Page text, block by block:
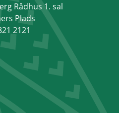
Rådhus 1. sal
Plads
2121